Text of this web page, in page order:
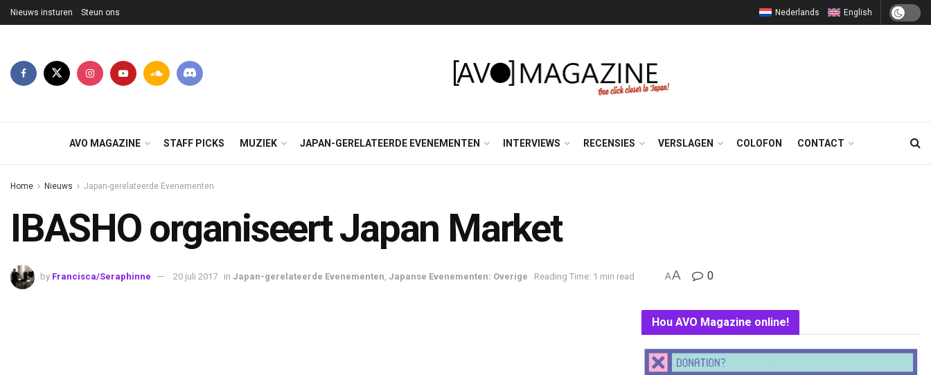
Nieuws insturen Steun ons Nederlands English
AVO MAGAZINE STAFF PICKS MUZIEK JAPAN-GERELATEERDE EVENEMENTEN INTERVIEWS RECENSIES VERSLAGEN COLOFON CONTACT
Home Nieuws Japan-gerelateerde Evenementen
IBASHO organiseert Japan Market
by Francisca/Seraphinne 20 juli 2017 in Japan-gerelateerde Evenementen, Japanse Evenementen: Overige Reading Time: 1 min read AA 0
Hou AVO Magazine online!